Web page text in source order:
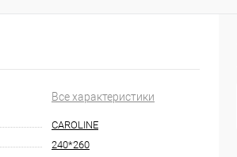
Все характеристики
CAROLINE
240*260